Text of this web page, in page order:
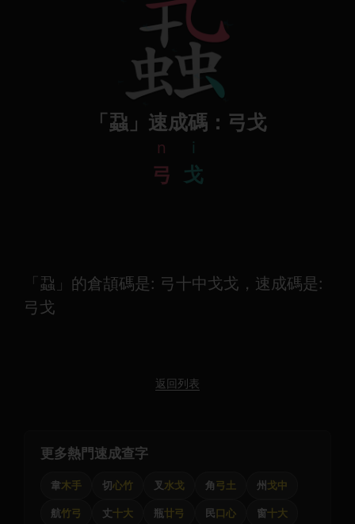
「蝨」速成碼：弓戈
n
弓
i
戈
「蝨」的倉頡碼是: 弓十中戈戈，速成碼是:
弓戈
返回列表
更多熱門速成查字
韋木手 切心竹 叉 水戈 角弓土 州 戈中
航竹弓 丈十大 瓶廿弓 民口心 窗十大